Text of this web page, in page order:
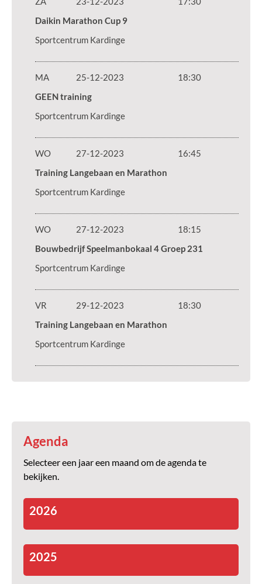
Daikin Marathon Cup 9
Sportcentrum Kardinge
MA 25-12-2023
18:30
GEEN training
Sportcentrum Kardinge
WO 27-12-2023
16:45
Training Langebaan en Marathon
Sportcentrum Kardinge
WO 27-12-2023
18:15
Bouwbedrijf Speelmanbokaal 4 Groep 231
Sportcentrum Kardinge
VR 29-12-2023
18:30
Training Langebaan en Marathon
Sportcentrum Kardinge
Agenda
Selecteer een jaar een maand om de agenda te
bekijken.
2026
2025